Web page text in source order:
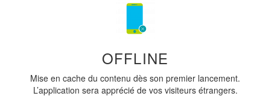
OFFLINE
Mise en cache du contenu dès son premier lancement.
L’application sera apprécié de vos visiteurs étrangers.